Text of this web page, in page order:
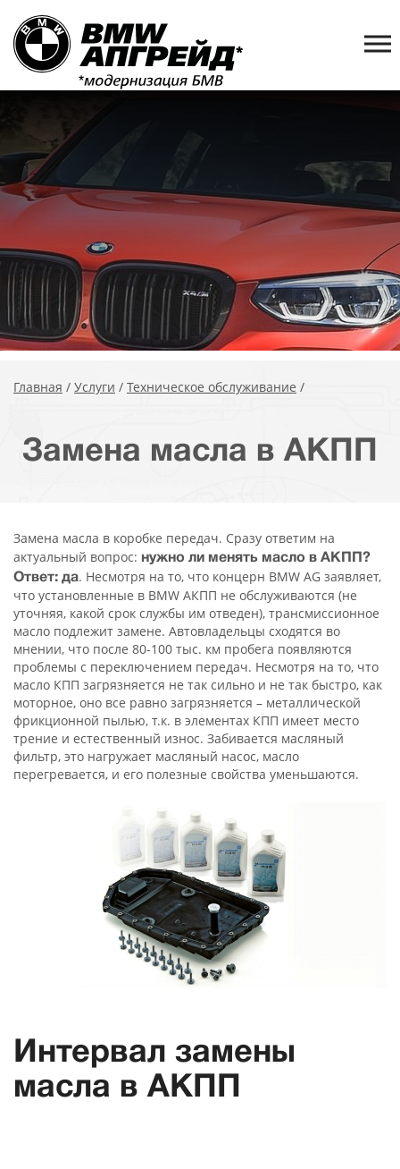
Главная / Услуги / Техническое обслуживание /
Замена масла в АКПП
Замена масла в коробке передач. Сразу ответим на
актуальный вопрос: нужно ли менять масло в АКПП?
Ответ: да. Несмотря на то, что концерн BMW AG заявляет,
что установленные в BMW АКПП не обслуживаются (не
уточняя, какой срок службы им отведен), трансмиссионное
масло подлежит замене. Автовладельцы сходятся во
мнении, что после 80-100 тыс. км пробега появляются
проблемы с переключением передач. Несмотря на то, что
масло КПП загрязняется не так сильно и не так быстро, как
моторное, оно все равно загрязняется – металлической
фрикционной пылью, т.к. в элементах КПП имеет место
трение и естественный износ. Забивается масляный
фильтр, это нагружает масляный насос, масло
перегревается, и его полезные свойства уменьшаются.
Интервал замены
масла в АКПП